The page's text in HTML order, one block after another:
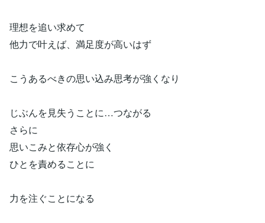
理想を追い求めて
他力で叶えば、満足度が高いはず
こうあるべきの思い込み思考が強くなり
じぶんを見失うことに…つながる
さらに
思いこみと依存心が強く
ひとを責めることに
力を注ぐことになる